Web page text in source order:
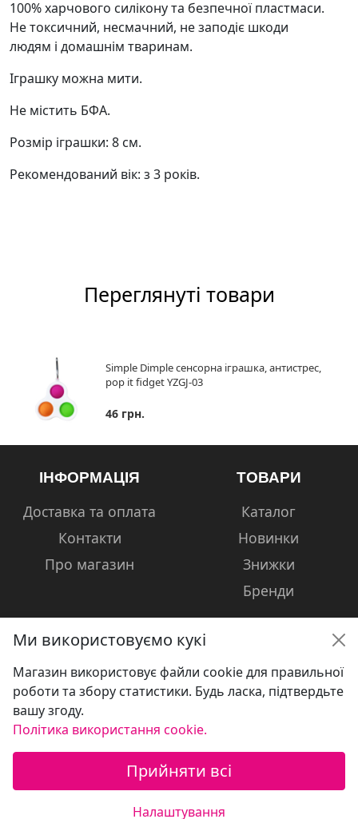
100% харчового силікону та безпечної пластмаси.
Не токсичний, несмачний, не заподіє шкоди
людям і домашнім тваринам.
Іграшку можна мити.
Не містить БФА.
Розмір іграшки: 8 см.
Рекомендований вік: з 3 років.
Переглянуті товари
Simple Dimple сенсорна іграшка, антистрес,
pop it fidget YZGJ-03
46 грн.
ІНФОРМАЦІЯ
Доставка та оплата
Контакти
Про магазин
ТОВАРИ
Каталог
Новинки
Знижки
Бренди
КОНТАКТИ
Україна, м. Харків, вул. Сумська, 124
Ми використовуємо кукі
Магазин використовує файли cookie для правильної
роботи та збору статистики. Будь ласка, підтвердьте
вашу згоду.
Політика використання cookie.
Прийняти всі
Налаштування